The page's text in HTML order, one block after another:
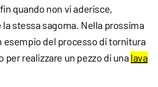
quando non vi aderisce,
stessa sagoma. Nella prossima
esempio del processo di tornitura
per realizzare un pezzo di una lava